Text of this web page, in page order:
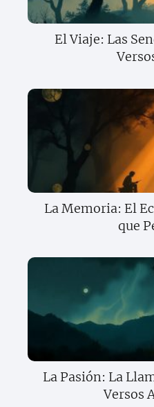
El Viaje: Las
La Memoria: El
que
La Pasión: La
Versos